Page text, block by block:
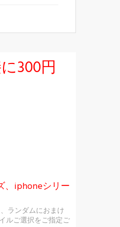
300円
、iphoneシリー
ランダムにおまけ
ルご選択をご指定ご